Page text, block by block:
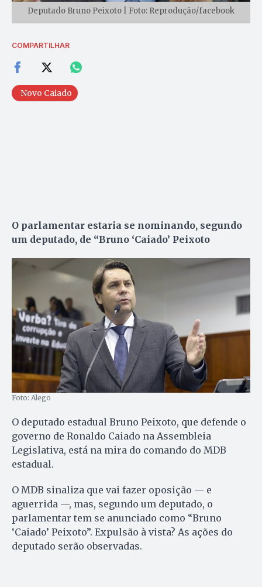
Deputado Bruno Peixoto | Foto: Reprodução/facebook
COMPARTILHAR
Novo Caiado
O parlamentar estaria se nominando, segundo
um deputado, de “Bruno ‘Caiado’ Peixoto
Foto: Alego
O deputado estadual Bruno Peixoto, que defende o
governo de Ronaldo Caiado na Assembleia
Legislativa, está na mira do comando do MDB
estadual.
O MDB sinaliza que vai fazer oposição — e
aguerrida —, mas, segundo um deputado, o
parlamentar tem se anunciado como “Bruno
‘Caiado’ Peixoto”. Expulsão à vista? As ações do
deputado serão observadas.